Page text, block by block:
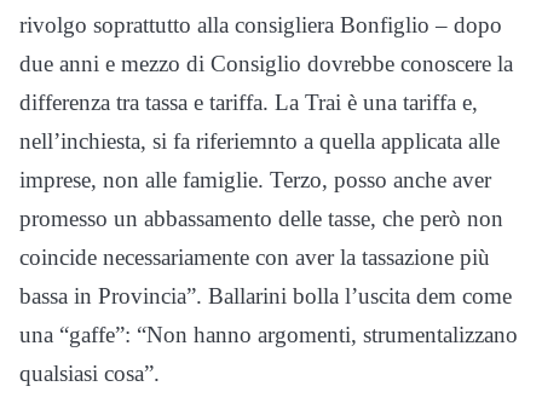
rivolgo soprattutto alla consigliera Bonfiglio – dopo
due anni e mezzo di Consiglio dovrebbe conoscere la
differenza tra tassa e tariffa. La Trai è una tariffa e,
nell’inchiesta, si fa riferiemnto a quella applicata alle
imprese, non alle famiglie. Terzo, posso anche aver
promesso un abbassamento delle tasse, che però non
coincide necessariamente con aver la tassazione più
bassa in Provincia”. Ballarini bolla l’uscita dem come
una “gaffe”: “Non hanno argomenti, strumentalizzano
qualsiasi cosa”.